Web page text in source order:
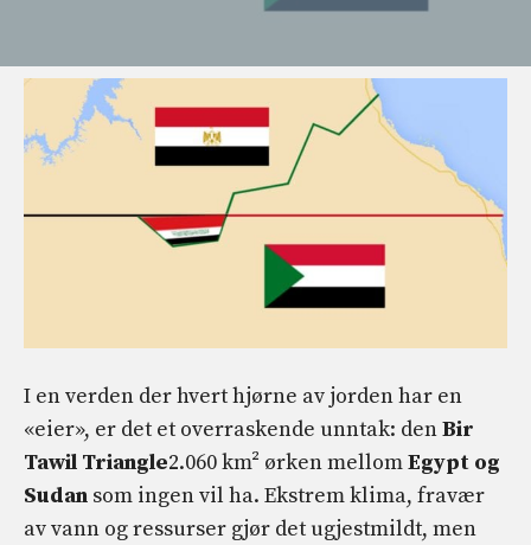
I en verden der hvert hjørne av jorden har en
«eier», er det et overraskende unntak: denBir
Tawil Triangle2.060 km² ørken mellomEgypt og
Sudan som ingen vil ha. Ekstrem klima, fravær
av vann og ressurser gjør det ugjestmildt, men